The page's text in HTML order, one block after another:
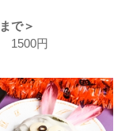
で＞
1500円